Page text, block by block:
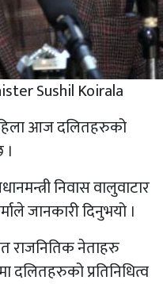
Sushil Koirala
आज दलितहरुको
निवास वालुवाटार
जानकारी दिनुभयो ।
राजनितिक नेताहरु
दलितहरुको प्रतिनिधित्व